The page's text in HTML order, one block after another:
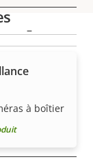
–
à boîtier